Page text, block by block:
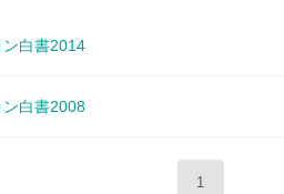
白書2014
白書2008
1